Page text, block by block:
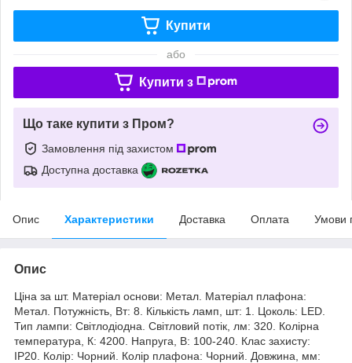
Купити
або
Купити з
Що таке купити з Пром?
Замовлення під захистом
Доступна доставка
Опис Характеристики Доставка Оплата Умови
Опис
Ціна за шт. Матеріал основи: Метал. Матеріал плафона:
Метал. Потужність, Вт: 8. Кількість ламп, шт: 1. Цоколь: LED.
Тип лампи: Світлодіодна. Світловий потік, лм: 320. Колірна
температура, К: 4200. Напруга, В: 100-240. Клас захисту:
IP20. Колір: Чорний. Колір плафона: Чорний. Довжина, мм: